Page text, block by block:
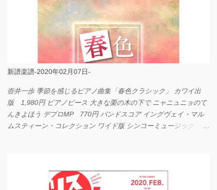
新譜楽譜-2020年02月07日-
壺井一歩 季節を感じるピアノ曲集「春色クラシック」 カワイ出
版 1,980円 ピアノピース 大きな栗の木の下で ニャニュニョのて
んきよほう デプロMP 770円 バンドスコア イングヴェイ・マル
ムスティーン・コレクション ワイド版 シンコーミュージック